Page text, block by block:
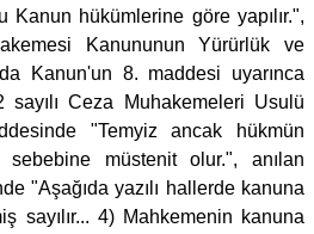
Kanun hükümlerine göre yapılır.",
Kanununun Yürürlük ve
Kanun'un 8. maddesi uyarınca
Ceza Muhakemeleri Usulü
"Temyiz ancak hükmün
sebebine müstenit olur.", anılan
"Aşağıda yazılı hallerde kanuna
sayılır... 4) Mahkemenin kanuna